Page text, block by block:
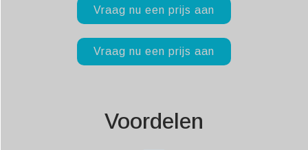
Vraag nu een prijs aan
Vraag nu een prijs aan
Voordelen